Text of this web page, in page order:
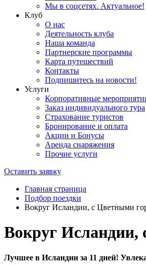
Мы в соцсетях. Актуальное!
Клуб
О нас
Деятельность клуба
Наша команда
Партнерские программы
Карта путешествий
Контакты
Подпишитесь на новости!
Услуги
Корпоративные
Заказ индивидуального тура
Страхование туристов
Бронирование и оплата
Акции и Бонусы
Аренда снаряжения
Прочие услуги
Оставить заявку
Главная страница
Подбор поездки
Вокруг Исландии, с Цветными
Вокруг Исландии,
Лучшее в Исландии за 11 дней!